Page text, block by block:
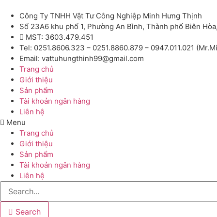
Công Ty TNHH Vật Tư Công Nghiệp Minh Hưng Thịnh
Số 23A6 khu phố 1, Phường An Bình, Thành phố Biên
MST: 3603.479.451
Tel: 0251.8606.323 – 0251.8860.879 – 0947.011.021
Email: vattuhungthinh99@gmail.com
Trang chủ
Giới thiệu
Sản phẩm
Tài khoản ngân hàng
Liên hệ
Menu
Trang chủ
Giới thiệu
Sản phẩm
Tài khoản ngân hàng
Liên hệ
Search